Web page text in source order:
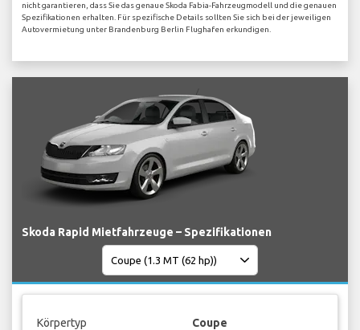
nicht garantieren, dass Sie das genaue Skoda Fabia-Fahrzeugmodell und die genauen
Spezifikationen erhalten. Für spezifische Details sollten Sie sich bei der jeweiligen
Autovermietung unter Brandenburg Berlin Flughafen erkundigen.
Skoda Rapid Mietfahrzeuge – Spezifikationen
Körpertyp Coupe